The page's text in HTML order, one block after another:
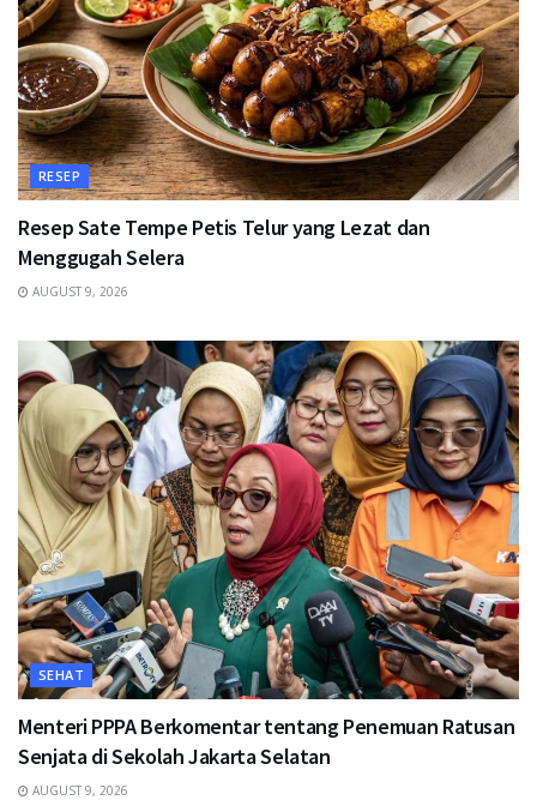
RESEP
Resep Sate Tempe Petis Telur yang Lezat dan
Menggugah Selera
AUGUST 9, 2026
SEHAT
Menteri PPPA Berkomentar tentang Penemuan Ratusan
Senjata di Sekolah Jakarta Selatan
AUGUST 9, 2026